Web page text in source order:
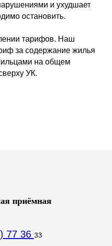
и ухудшает
остановить.
тарифов. Наш
за содержание жилья
на общем
УК.
приёмная
77 36 33